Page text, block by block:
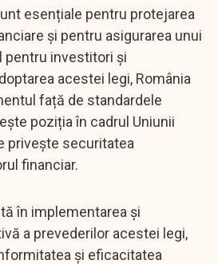
esențiale pentru protejarea
și pentru asigurarea unui
pentru investitori și
acestei legi, România
față de standardele
poziția în cadrul Uniunii
privește securitatea
financiar.
în implementarea și
a prevederilor acestei legi,
și eficacitatea